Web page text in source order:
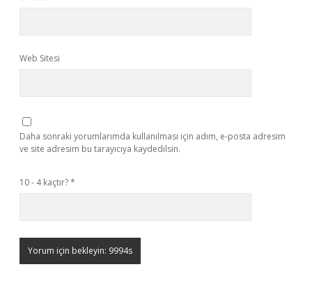
Web Sitesi
Daha sonraki yorumlarımda kullanılması için adım, e-posta adresim
ve site adresim bu tarayıcıya kaydedilsin.
10 - 4 kaçtır?*